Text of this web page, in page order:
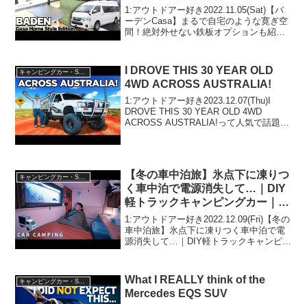
クトリー】
1:アウトドアー好き2022.11.05(Sat)【バ
ーデンCasa】まるで自宅のような寛ぎ空
間！絶対外せない鉄板オプションも紹
ドアー好き2022.11.05(Sat...
キャンピングカー・SUV人気車種
I DROVE THIS 30 YEAR OLD
4WD ACROSS AUSTRALIA!
1:アウトドアー好き2023.12.07(Thu)I
DROVE THIS 30 YEAR OLD 4WD
ACROSS AUSTRALIA!って人気で話題ら
【冬の車中泊旅】氷点下に凍りつ
く車中泊で電源消失して…｜DIY
軽トラックキャンピングカー｜
134
1:アウトドアー好き2022.12.09(Fri)【冬の
車中泊旅】氷点下に凍りつく車中泊で電
源消失して…｜DIY軽トラックキャンピン
2022.12.09(Fri)この...
キャンピングカー・SUV人気車種
What I REALLY think of the
Mercedes EQS SUV